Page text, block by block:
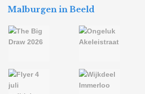
Malburgen in Beeld